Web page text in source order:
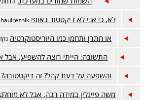
לא, כי אני לא דיקטטור באופי
או חתרן ותחמן כמו היוריסטוקרטיה
התשובה: הייתי רוצה להשפיע, אבל
והשפעה על דעת קהל? זה
משה פייגלין במידה רבה, אבל לא